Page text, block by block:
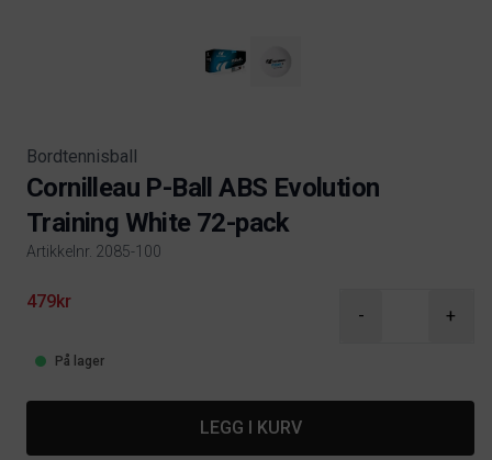
Bordtennisball
Cornilleau P-Ball ABS Evolution
Training White 72-pack
Artikkelnr. 2085-100
Product information
479kr
- +
På lager
LEGG I KURV